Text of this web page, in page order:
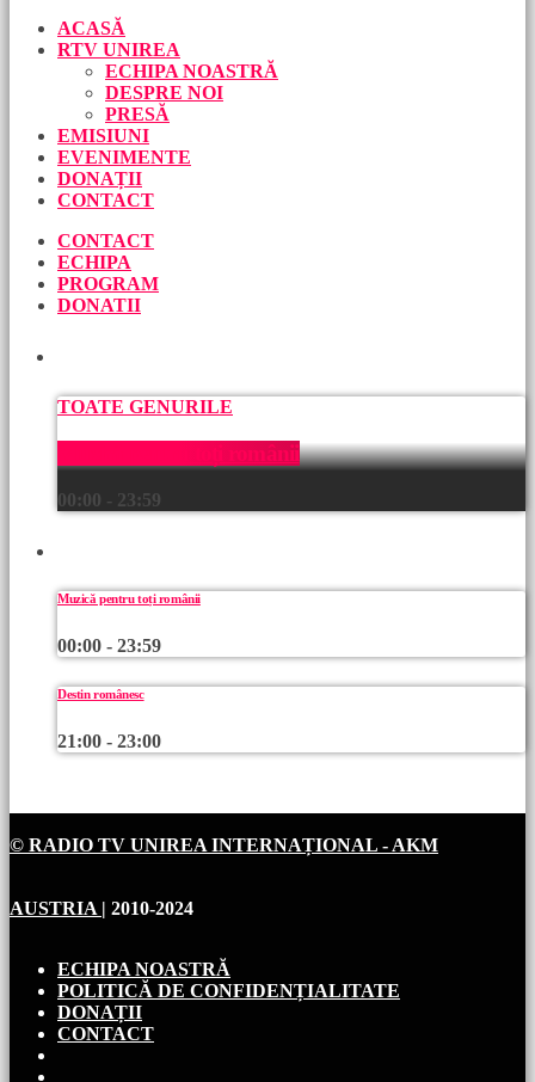
ACASĂ
RTV UNIREA
ECHIPA NOASTRĂ
DESPRE NOI
PRESĂ
EMISIUNI
EVENIMENTE
DONAȚII
CONTACT
CONTACT
ECHIPA
PROGRAM
DONATII
TOATE GENURILE
Muzică pentru toți românii
00:00 - 23:59
Muzică pentru toți românii
00:00 - 23:59
Destin românesc
21:00 - 23:00
© RADIO TV UNIREA INTERNAȚIONAL - AKM
AUSTRIA | 2010-2024
ECHIPA NOASTRĂ
POLITICĂ DE CONFIDENȚIALITATE
DONAȚII
CONTACT